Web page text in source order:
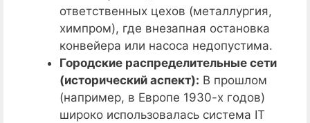
ответственных цехов (металлургия,
химпром), где внезапная остановка
конвейера или насоса недопустима.
Городские распределительные сети
(исторический аспект): В прошлом
(например, в Европе 1930-х годов)
широко использовалась система IT